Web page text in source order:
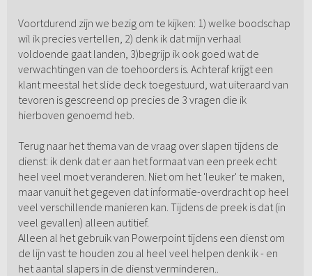
Voortdurend zijn we bezig om te kijken: 1) welke boodschap
wil ik precies vertellen, 2) denk ik dat mijn verhaal
voldoende gaat landen, 3)begrijp ik ook goed wat de
verwachtingen van de toehoorders is. Achteraf krijgt een
klant meestal het slide deck toegestuurd, wat uiteraard van
tevoren is gescreend op precies de 3 vragen die ik
hierboven genoemd heb.
Terug naar het thema van de vraag over slapen tijdens de
dienst: ik denk dat er aan het formaat van een preek echt
heel veel moet veranderen. Niet om het 'leuker' te maken,
maar vanuit het gegeven dat informatie-overdracht op heel
veel verschillende manieren kan. Tijdens de preek is dat (in
veel gevallen) alleen autitief.
Alleen al het gebruik van Powerpoint tijdens een dienst om
de lijn vast te houden zou al heel veel helpen denk ik - en
het aantal slapers in de dienst verminderen..